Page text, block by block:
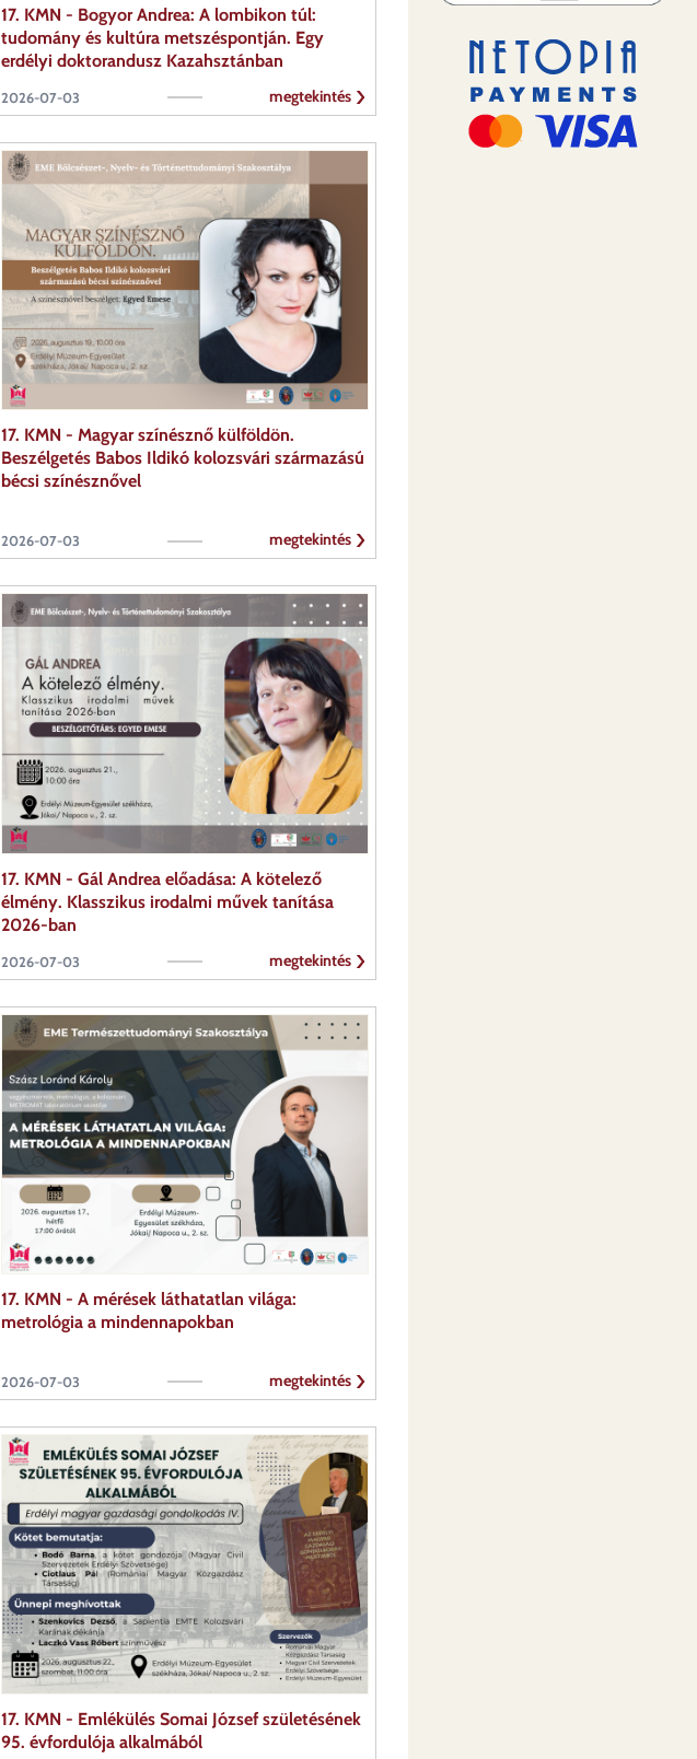
17. KMN - Bogyor Andrea: A lombikon túl:
tudomány és kultúra metszéspontján. Egy
erdélyi doktorandusz Kazahsztánban
2026-07-03 megtekintés
17. KMN - Magyar színésznő külföldön.
Beszélgetés Babos Ildikó kolozsvári származású
bécsi színésznővel
2026-07-03 megtekintés
17. KMN - Gál Andrea előadása: A kötelező
élmény. Klasszikus irodalmi művek tanítása
2026-ban
2026-07-03 megtekintés
17. KMN - A mérések láthatatlan világa:
metrológia a mindennapokban
2026-07-03 megtekintés
17. KMN - Emlékülés Somai József születésének
95. évfordulója alkalmából